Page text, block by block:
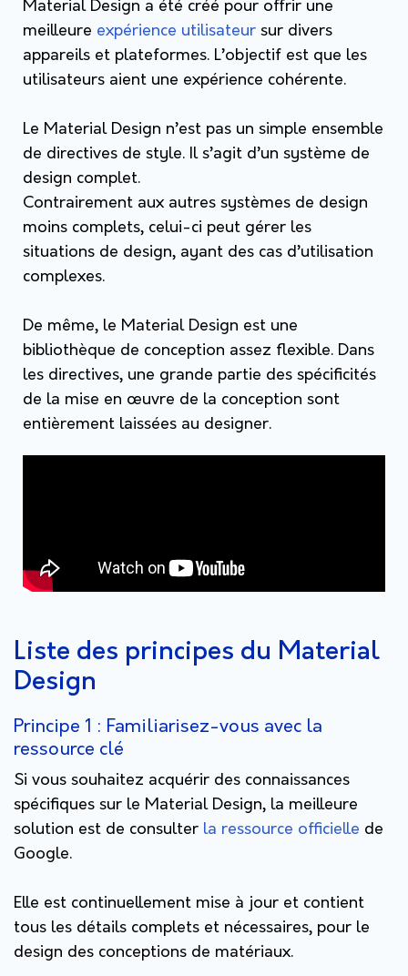
Material Design a été créé pour offrir une
meilleure expérience utilisateur sur divers
appareils et plateformes. L’objectif est que les
utilisateurs aient une expérience cohérente.
Le Material Design n’est pas un simple ensemble
de directives de style. Il s’agit d’un système de
design complet.
Contrairement aux autres systèmes de design
moins complets, celui-ci peut gérer les
situations de design, ayant des cas d’utilisation
complexes.
De même, le Material Design est une
bibliothèque de conception assez flexible. Dans
les directives, une grande partie des spécificités
de la mise en œuvre de la conception sont
entièrement laissées au designer.
Liste des principes du Material
Design
Principe 1 : Familiarisez-vous avec la
ressource clé
Si vous souhaitez acquérir des connaissances
spécifiques sur le Material Design, la meilleure
solution est de consulter la ressource officielle de
Google.
Elle est continuellement mise à jour et contient
tous les détails complets et nécessaires, pour le
design des conceptions de matériaux.